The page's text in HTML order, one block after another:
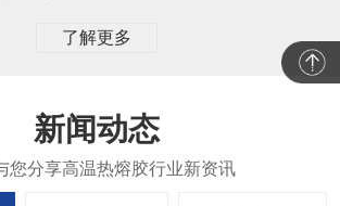
了解更多
新闻动态